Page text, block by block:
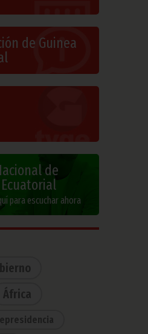
de Guinea
de
para escuchar ahora
África